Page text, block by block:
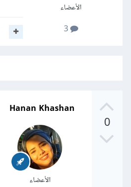
الأعضاء
3
0
Hanan Khashan
الأعضاء